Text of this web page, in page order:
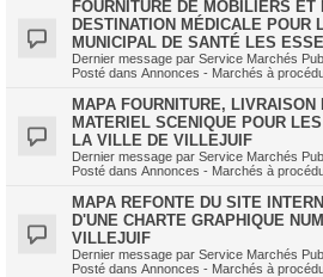
FOURNITURE DE MOBILIERS ET
DESTINATION MÉDICALE POUR
MUNICIPAL DE SANTÉ LES
Dernier message par Service Marchés
Posté dans Annonces - Marchés à
MAPA FOURNITURE, LIVRAISON
MATERIEL SCENIQUE POUR
LA VILLE DE VILLEJUIF
Dernier message par Service Marchés
Posté dans Annonces - Marchés à
MAPA REFONTE DU SITE
D'UNE CHARTE GRAPHIQUE
VILLEJUIF
Dernier message par Service Marchés
Posté dans Annonces - Marchés à